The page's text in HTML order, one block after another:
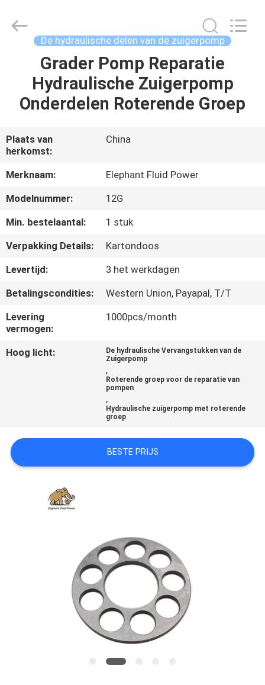
PRODUCTEN
ONGEVEER
ONS
FABRIEKSREIS
CONTACTEER
ONS
NIEUWS
PRIVACY
POLICY
Fluid
Power
De hydraulische delen van de zuigerpomp
Grader Pomp Reparatie
Hydraulische Zuigerpomp
Onderdelen Roterende Groep
Plaats van
herkomst:
China
Merknaam:
Elephant Fluid Power
Modelnummer:
12G
Min. bestelaantal:
1 stuk
Verpakking Details:
Kartondoos
Levertijd:
3 het werkdagen
Betalingscondities:
Western Union, Payapal, T/T
Levering
vermogen:
1000pcs/month
Hoog licht:
De hydraulische Vervangstukken van de
Zuigerpomp
,
Roterende groep voor de reparatie van
pompen
,
Hydraulische zuigerpomp met roterende
groep
BESTE PRIJS